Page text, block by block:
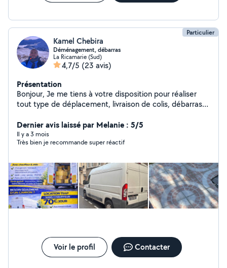
Particulier
Kamel Chebira
Déménagement, débarras
La Ricamarie (Sud)
4,7/5 (23 avis)
Présentation
Bonjour, Je me tiens à votre disposition pour réaliser
tout type de déplacement, livraison de colis, débarras
petit bricolage. À bientôt
Dernier avis laissé par Melanie : 5/5
Il y a 3 mois
Très bien je recommande super réactif
Voir le profil Contacter